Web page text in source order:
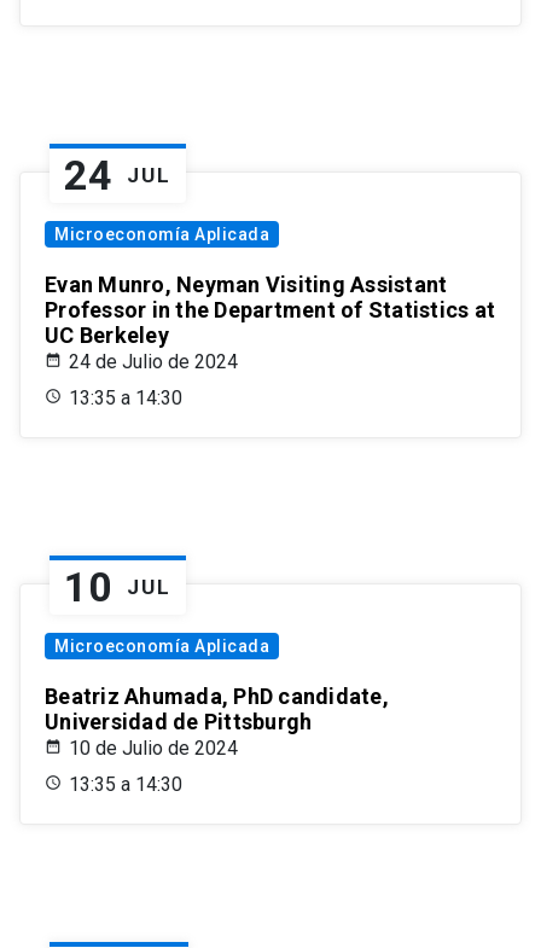
24 JUL
Microeconomía Aplicada
Evan Munro, Neyman Visiting Assistant
Professor in the Department of Statistics at
UC Berkeley
24 de Julio de 2024
13:35 a 14:30
10 JUL
Microeconomía Aplicada
Beatriz Ahumada, PhD candidate,
Universidad de Pittsburgh
10 de Julio de 2024
13:35 a 14:30